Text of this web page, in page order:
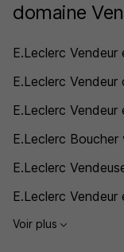
domaine
E.Leclerc Vendeur
E.Leclerc Vendeur
E.Leclerc Vendeur
E.Leclerc Boucher
E.Leclerc
E.Leclerc Vendeur
Voir plus